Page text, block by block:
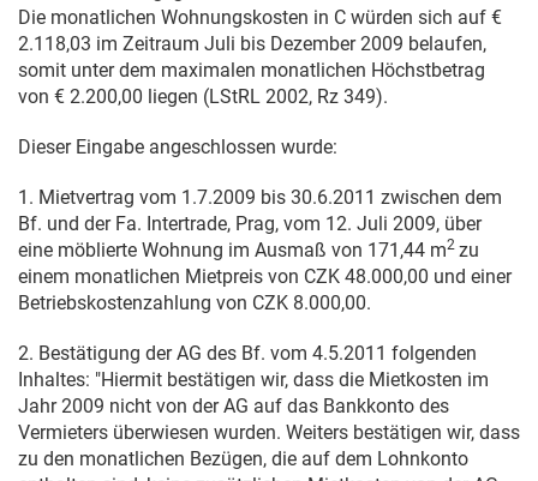
Die monatlichen Wohnungskosten in C würden sich auf €
2.118,03 im Zeitraum Juli bis Dezember 2009 belaufen,
somit unter dem maximalen monatlichen Höchstbetrag
von € 2.200,00 liegen (LStRL 2002, Rz 349).
Dieser Eingabe angeschlossen wurde:
1. Mietvertrag vom 1.7.2009 bis 30.6.2011 zwischen dem
Bf. und der Fa. Intertrade, Prag, vom 12. Juli 2009, über
eine möblierte Wohnung im Ausmaß von 171,44 m2 zu
einem monatlichen Mietpreis von CZK 48.000,00 und einer
Betriebskostenzahlung von CZK 8.000,00.
2. Bestätigung der AG des Bf. vom 4.5.2011 folgenden
Inhaltes: "Hiermit bestätigen wir, dass die Mietkosten im
Jahr 2009 nicht von der AG auf das Bankkonto des
Vermieters überwiesen wurden. Weiters bestätigen wir, dass
zu den monatlichen Bezügen, die auf dem Lohnkonto